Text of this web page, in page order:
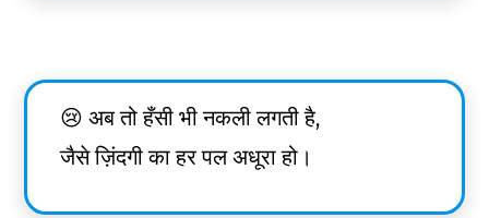
😢 अब तो हँसी भी नकली लगती है,
जैसे ज़िंदगी का हर पल अधूरा हो।